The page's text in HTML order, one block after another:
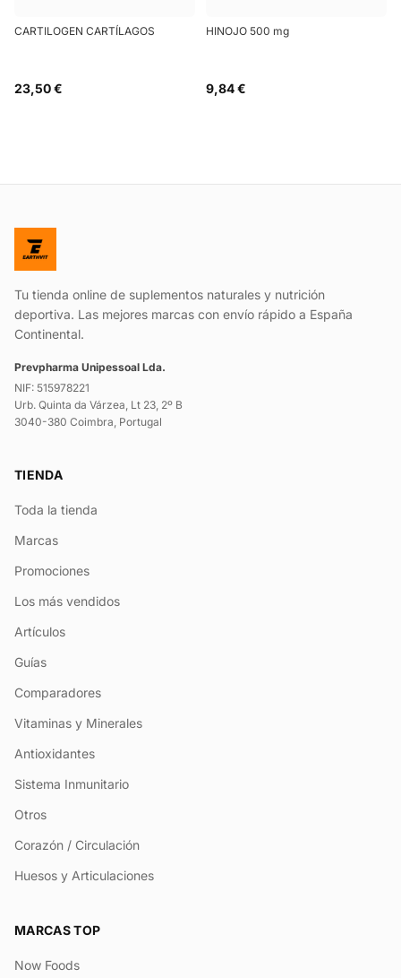
CARTILOGEN CARTÍLAGOS
23,50 €
HINOJO 500 mg
9,84 €
Tu tienda online de suplementos naturales y nutrición
deportiva. Las mejores marcas con envío rápido a España
Continental.
Prevpharma Unipessoal Lda.
NIF: 515978221
Urb. Quinta da Várzea, Lt 23, 2º B
3040-380 Coimbra, Portugal
TIENDA
Toda la tienda
Marcas
Promociones
Los más vendidos
Artículos
Guías
Comparadores
Vitaminas y Minerales
Antioxidantes
Sistema Inmunitario
Otros
Corazón / Circulación
Huesos y Articulaciones
MARCAS TOP
Now Foods